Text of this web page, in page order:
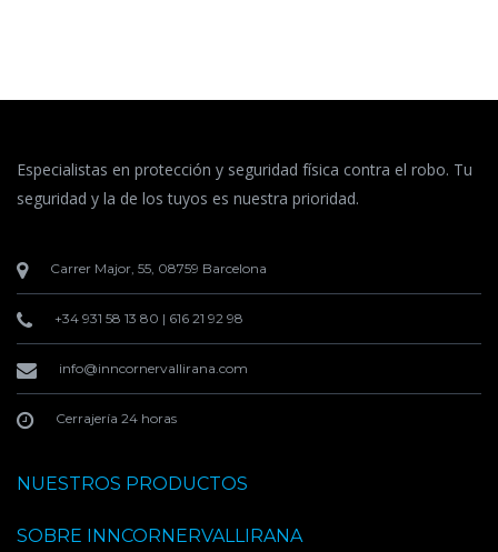
Especialistas en protección y seguridad física contra el robo. Tu
seguridad y la de los tuyos es nuestra prioridad.
Carrer Major, 55, 08759 Barcelona
+34 931 58 13 80 | 616 21 92 98
info@inncornervallirana.com
Cerrajería 24 horas
NUESTROS PRODUCTOS
SOBRE INNCORNERVALLIRANA